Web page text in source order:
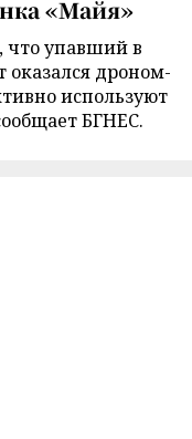
«Майя»
что упавший в
оказался дроном-
используют
БГНЕС.